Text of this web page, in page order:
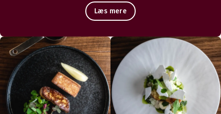
Læs mere